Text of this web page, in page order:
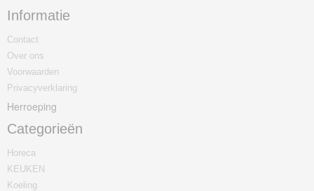
Informatie
Contact
Over ons
Voorwaarden
Privacyverklaring
Herroeping
Categorieën
Horeca
KEUKEN
Koeling